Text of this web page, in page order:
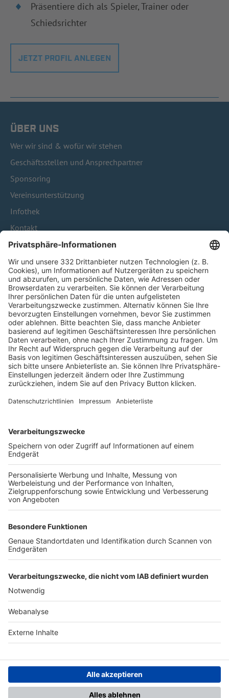
Präsentiere dich als Spieler, Trainer oder
Schiedsrichter
JETZT PROFIL ANLEGEN
ÜBER UNS
Wer wir sind & wofür wir stehen
Geschäftsstellen und Ansprechpartner
Sponsoring
Vereinsunterstützung
Infothek
Kontakt
HÄUFIG BESUCHTE SEITEN
Pässe und Vereinswechsel
Trainerausbildung
Schulungsangebot Vereinsmitarbeiter
BFV-Geschäftsstellen
Trainerbörse
Login SpielPlus
FOLGE DEM BFV
TOP-VEREINE
TOP-PARTNER
Nutzungsbedingungen Datenschutz Impressum